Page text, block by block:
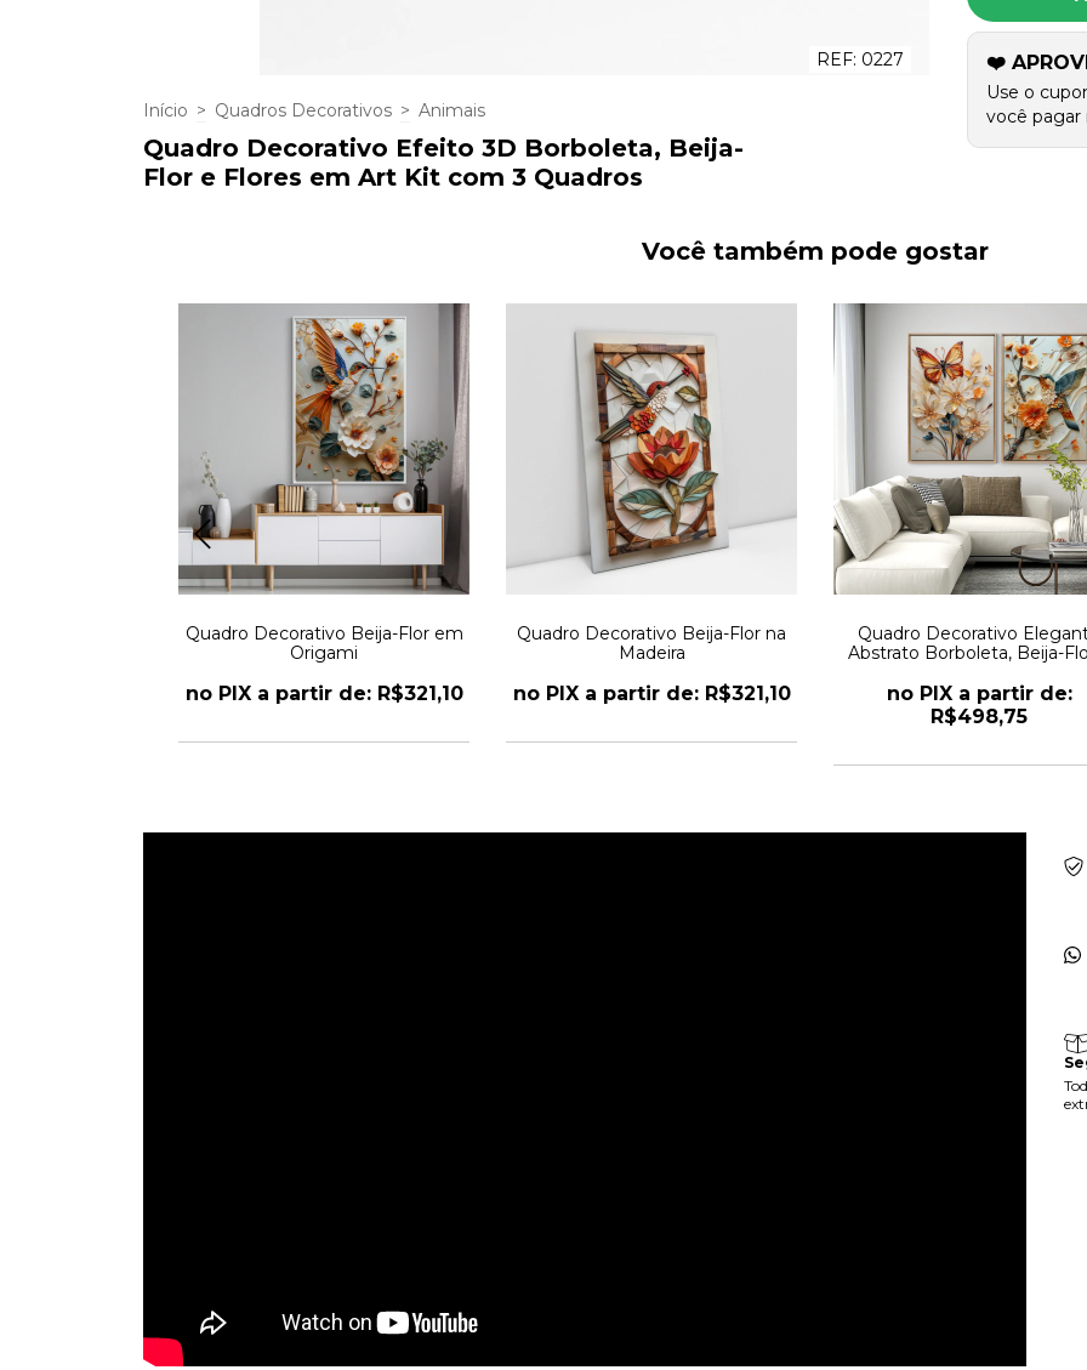
REF: 0227
Início > Quadros Decorativos > Animais
Quadro Decorativo Efeito 3D Borboleta, Beija-
Flor e Flores em Art Kit com 3 Quadros
❤️
Use o
você pagar
Você também pode gostar
Quadro Decorativo Beija-Flor em
Origami
no PIX a partir de: R$321,10
Quadro Decorativo Beija-Flor na
Madeira
no PIX a partir de: R$321,10
Quadro Decorativo
Abstrato Borboleta, Beija-
no PIX a partir de:
R$498,75